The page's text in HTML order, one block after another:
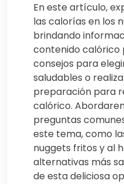
En este artículo,
las calorías en los
brindando
contenido calórico
consejos para
saludables o
preparación para
calórico.
preguntas
este tema, como
nuggets fritos y al
alternativas más
de esta deliciosa